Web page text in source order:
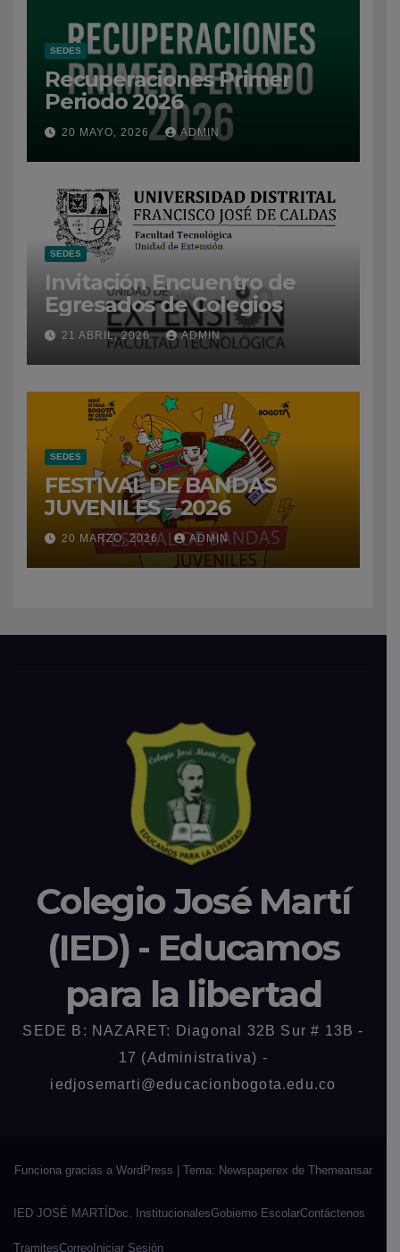
SEDES
Recuperaciones Primer
Periodo 2026
20 MAYO, 2026 ADMIN
SEDES
Invitación Encuentro de
Egresados de Colegios
21 ABRIL, 2026 ADMIN
SEDES
FESTIVAL DE BANDAS
JUVENILES – 2026
20 MARZO, 2026 ADMIN
Colegio José Martí
(IED) - Educamos
para la libertad
SEDE B: NAZARET: Diagonal 32B Sur # 13B -
17 (Administrativa) -
iedjosemarti@educacionbogota.edu.co
Funciona gracias a WordPress Tema: Newspaperex de Themeansar
IED JOSÉ MARTÍ Doc. InstitucionalesGobierno EscolarContáctenos
TramitesCorreo Iniciar Sesión